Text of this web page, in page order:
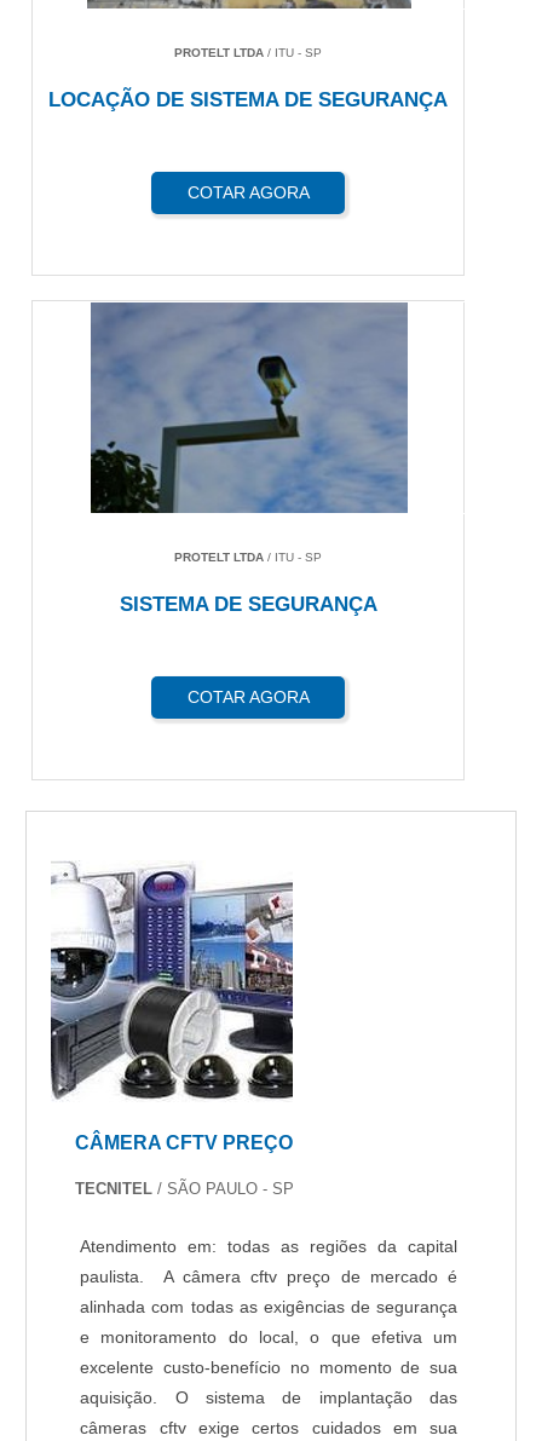
PROTELT LTDA / ITU - SP
LOCAÇÃO DE SISTEMA DE SEGURANÇA
COTAR AGORA
PROTELT LTDA / ITU - SP
SISTEMA DE SEGURANÇA
COTAR AGORA
CÂMERA CFTV PREÇO
TECNITEL/ SÃO PAULO - SP
Atendimento em: todas as regiões da capital
paulista. A câmera cftv preço de mercado é
alinhada com todas as exigências de segurança
e monitoramento do local, o que efetiva um
excelente custo-benefício no momento de sua
aquisição. O sistema de implantação das
câmeras cftv exige certos cuidados em sua